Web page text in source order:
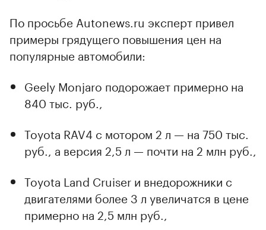
По просьбе Autonews.ru эксперт привел
примеры грядущего повышения цен на
популярные автомобили:
Geely Monjaro подорожает примерно на
840 тыс. руб.,
Toyota RAV4 с мотором 2 л — на 750 тыс.
руб., а версия 2,5 л — почти на 2 млн руб.,
Toyota Land Cruiser и внедорожники с
двигателями более 3 л увеличатся в цене
примерно на 2,5 млн руб.,